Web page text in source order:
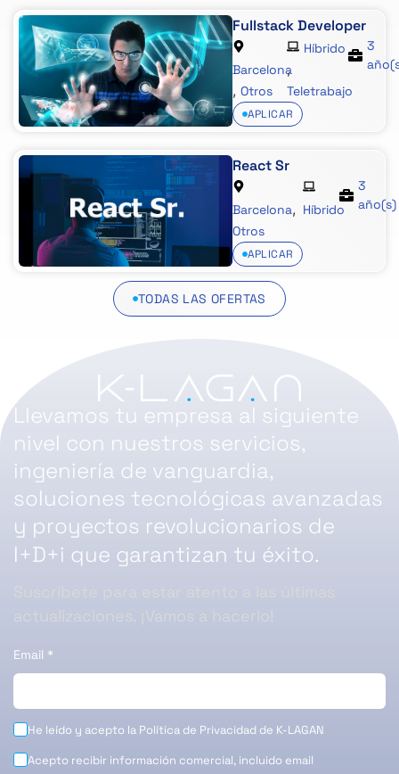
Fullstack Developer
Barcelona
, Otros
Híbrido
,
Teletrabajo
3
APLICAR
React Sr
Barcelona,
Otros
Híbrido
3
año(s)
APLICAR
TODAS LAS OFERTAS
Llevamos tu empresa al siguiente
nivel con nuestros servicios,
ingeniería de vanguardia,
soluciones tecnológicas avanzadas
y proyectos revolucionarios de
I+D+i que garantizan tu éxito.
Email *
He leído y acepto la Política de Privacidad de K-LAGAN
Acepto recibir información comercial, incluido email